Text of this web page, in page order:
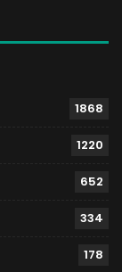
1868
1220
652
334
178